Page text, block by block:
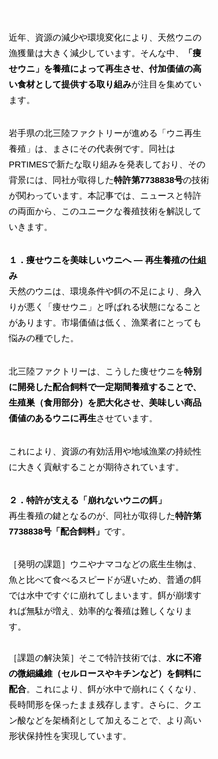
近年、資源の減少や環境変化により、天然ウニの
漁獲量は大きく減少しています。そんな中、
「痩
せウニ」を養殖によって再生させ、付加価値の高
い食材として提供する取り組みが注目を集めてい
ます。
岩手県の北三陸ファクトリーが進める「ウニ再生
養殖」は、まさにその代表例です。同社は
PRTIMESで新たな取り組みを発表しており、その
背景には、同社が取得した特許第7738838号の技術
が関わっています。本記事では、ニュースと特許
の両面から、このユニークな養殖技術を解説して
いきます。
１．痩せウニを美味しいウニへ ― 再生養殖の仕組
み
天然のウニは、環境条件や餌の不足により、身入
りが悪く「痩せウニ」と呼ばれる状態になること
があります。市場価値は低く、漁業者にとっても
悩みの種でした。
北三陸ファクトリーは、こうした痩せウニを特別
に開発した配合飼料で一定期間養殖することで、
生殖巣（食用部分）を肥大化させ、美味しい商品
価値のあるウニに再生させています。
これにより、資源の有効活用や地域漁業の持続性
に大きく貢献することが期待されています。
２．特許が支える「崩れないウニの餌」
再生養殖の鍵となるのが、同社が取得した特許第
7738838号「配合飼料」 です。
［発明の課題］ウニやナマコなどの底生生物は、
魚と比べて食べるスピードが遅いため、普通の餌
では水中ですぐに崩れてしまいます。餌が崩壊す
れば無駄が増え、効率的な養殖は難しくなりま
す。
［課題の解決策］そこで特許技術では、 水に不溶
の微細繊維（セルロースやキチンなど）を飼料に
配合。これにより、餌が水中で崩れにくくなり、
長時間形を保ったまま残存します。さらに、クエ
ン酸などを架橋剤として加えることで、より高い
形状保持性を実現しています。